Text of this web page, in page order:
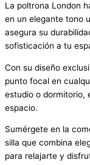
La poltrona London
en un elegante tono
asegura su
sofisticación a tu
Con su diseño
punto focal en
estudio o dormitorio,
espacio.
Sumérgete en la
silla que combina
para relajarte y